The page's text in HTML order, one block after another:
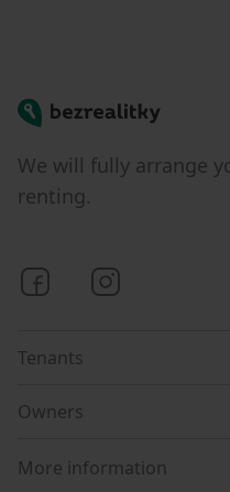
Bezrealitky
We will fully arrange
renting.
Bezrealitky on
Tenants
Owners
More information